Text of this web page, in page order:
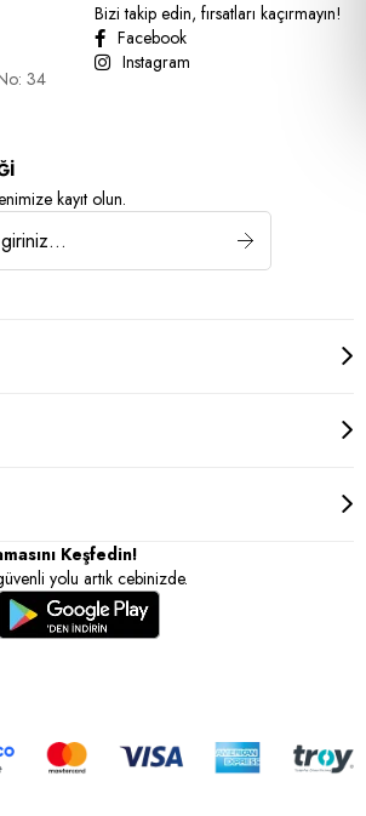
34
Bizi takip edin, fırsatları kaçırmayın!
Facebook
Instagram
kayıt olun.
Keşfedin!
yolu artık cebinizde.